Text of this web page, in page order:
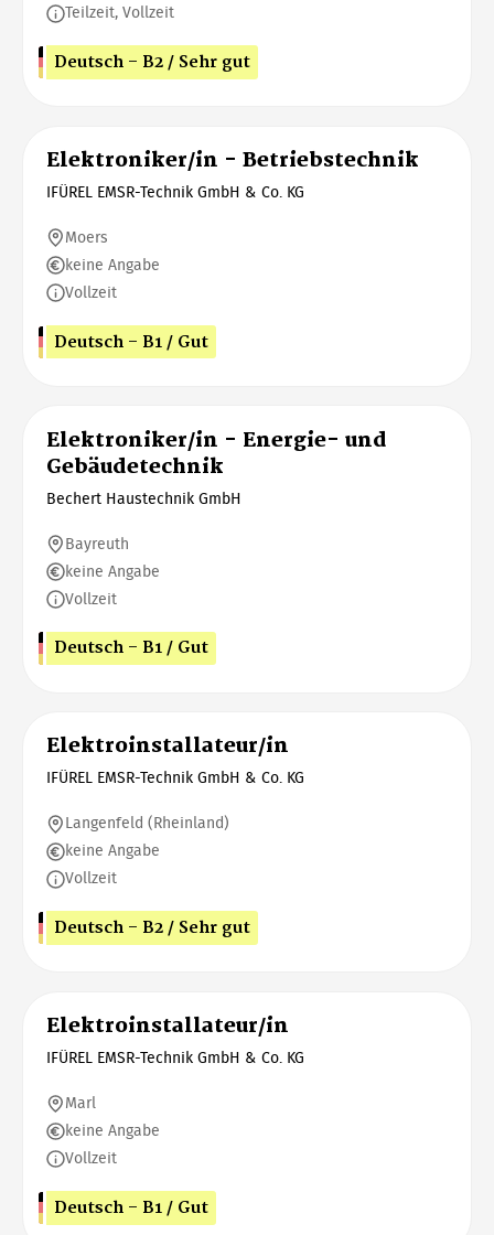
Teilzeit, Vollzeit
Deutsch - B2 / Sehr gut
Elektroniker/in - Betriebstechnik
IFÜREL EMSR-Technik GmbH & Co. KG
Moers
keine Angabe
Vollzeit
Deutsch - B1 / Gut
Elektroniker/in - Energie- und
Gebäudetechnik
Bechert Haustechnik GmbH
Bayreuth
keine Angabe
Vollzeit
Deutsch - B1 / Gut
Elektroinstallateur/in
IFÜREL EMSR-Technik GmbH & Co. KG
Langenfeld (Rheinland)
keine Angabe
Vollzeit
Deutsch - B2 / Sehr gut
Elektroinstallateur/in
IFÜREL EMSR-Technik GmbH & Co. KG
Marl
keine Angabe
Vollzeit
Deutsch - B1 / Gut